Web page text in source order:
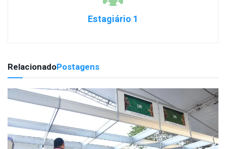
Estagiário 1
RelacionadoPostagens